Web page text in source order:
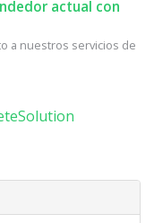
actual con
a nuestros servicios de